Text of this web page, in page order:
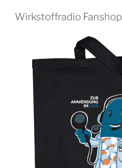
Wirkstoffradio Fanshop